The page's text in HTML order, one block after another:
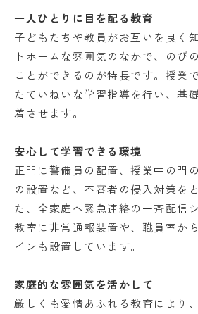
一人ひとりに目を配る教育
子どもたちや教員がお互いを良く
トホームな雰囲気のなかで、のび
ことができるのが特長です。授業
たていねいな学習指導を行い、基
着させます。
安心して学習できる環境
正門に警備員の配置、授業中の門
の設置など、不審者の侵入対策を
た、全家庭へ緊急連絡の一斉配信
教室に非常通報装置や、職員室か
インも設置しています。
家庭的な雰囲気を活かして
厳しくも愛情あふれる教育により